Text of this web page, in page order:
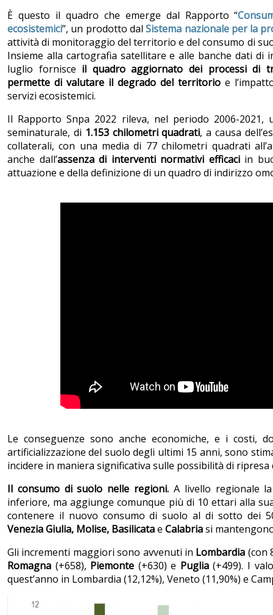
È questo il quadro che emerge dal Rapporto “
ecosistemici”, un prodotto dalSistema nazionale per la
attività di monitoraggio del territorio e del consumo di
Insieme alla cartografia satellitare e alle banche dati di
luglio fornisce il quadro aggiornato dei processi di
permette di valutare il degrado del territorio e
servizi ecosistemici.
Il Rapporto Snpa 2022 rileva, nel periodo 2006-
seminaturale, di 1.153 chilometri quadrati, a causa
collaterali, con una media di 77 chilometri quadrati
anche dall’assenza di interventi normativi efficaci in
attuazione e della definizione di un quadro di indirizzo
Le conseguenze sono anche economiche, e i costi,
artificializzazione del suolo degli ultimi 15 anni, sono
incidere in maniera significativa sulle possibilità di ripresa
Il consumo di suolo nelle regioni. A livello regionale
inferiore, ma aggiunge comunque più di 10 ettari alla
contenere il nuovo consumo di suolo al di sotto dei
Venezia Giulia, Molise, Basilicatae Calabriasi
Gli incrementi maggiori sono avvenuti in Lombardia (con
Romagna (+658), Piemonte (+630) e Puglia(+499). I
quest’anno in Lombardia (12,12%), Veneto (11,90%) e